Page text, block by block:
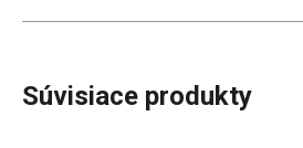
Súvisiace produkty